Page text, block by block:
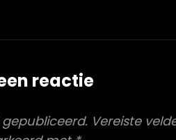
reactie
Vereiste